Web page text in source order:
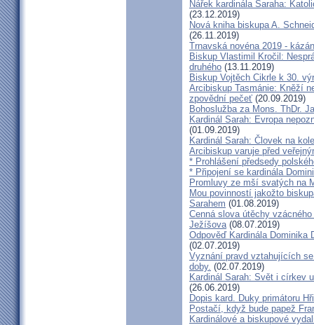
Nářek kardinála Saraha:
(23.12.2019)
Nová kniha biskupa A.
(26.11.2019)
Trnavská novéna 2019 -
Biskup Vlastimil Kročil:
druhého (13.11.2019)
Biskup Vojtěch Cikrle k 30.
Arcibiskup Tasmánie: Kněží
zpovědní pečeť (20.09.2019)
Bohoslužba za Mons. ThDr.
Kardinál Sarah: Evropa
(01.09.2019)
Kardinál Sarah: Človek na
Arcibiskup varuje před
* Prohlášení předsedy
* Připojení se kardinála
Promluvy ze mší svatých na
Mou povinností jakožto
Sarahem (01.08.2019)
Cenná slova útěchy
Ježíšova(08.07.2019)
Odpověď Kardinála Dominika
(02.07.2019)
Vyznání pravd vztahujících
doby. (02.07.2019)
Kardinál Sarah: Svět i církev
(26.06.2019)
Dopis kard. Duky primátoru
Postačí, když bude papež
Kardinálové a biskupové